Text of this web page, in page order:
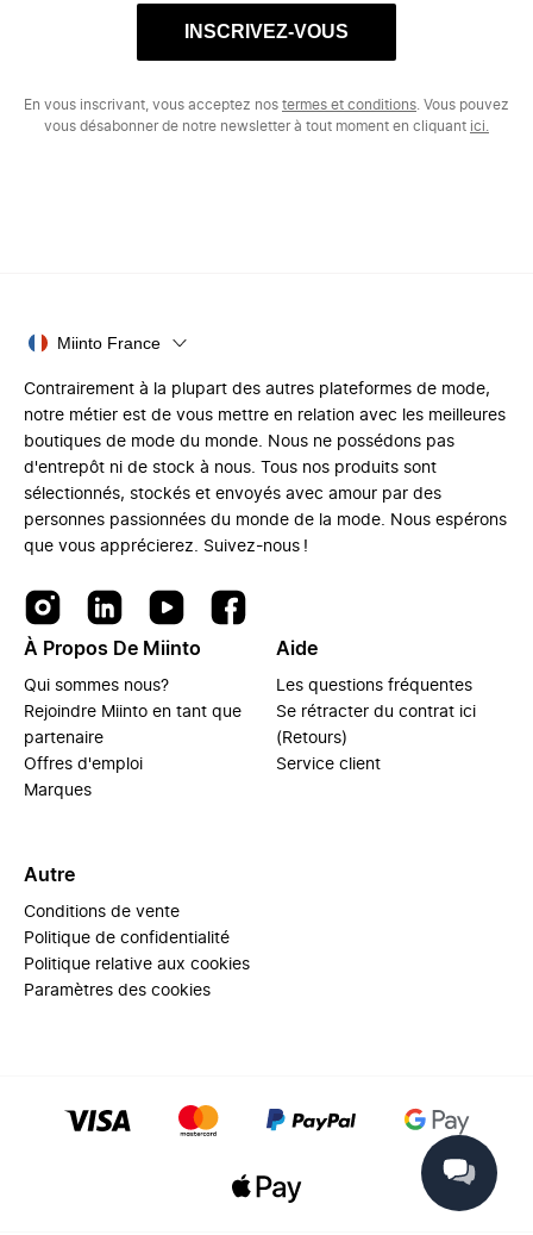
INSCRIVEZ-VOUS
En vous inscrivant, vous acceptez nos termes et conditions . Vous pouvez
vous désabonner de notre newsletter à tout moment en cliquant ici.
Miinto France
Contrairement à la plupart des autres plateformes de mode,
notre métier est de vous mettre en relation avec les meilleures
boutiques de mode du monde. Nous ne possédons pas
d'entrepôt ni de stock à nous. Tous nos produits sont
sélectionnés, stockés et envoyés avec amour par des
personnes passionnées du monde de la mode. Nous espérons
que vous apprécierez. Suivez-nous !
À Propos De Miinto
Qui sommes nous?
Rejoindre Miinto en tant que
partenaire
Offres d'emploi
Marques
Aide
Les questions fréquentes
Se rétracter du contrat ici
(Retours)
Service client
Autre
Conditions de vente
Politique de confidentialité
Politique relative aux cookies
Paramètres des cookies